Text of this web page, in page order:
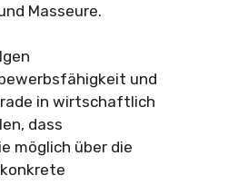
Masseure.
und
in wirtschaftlich
dass
möglich über die